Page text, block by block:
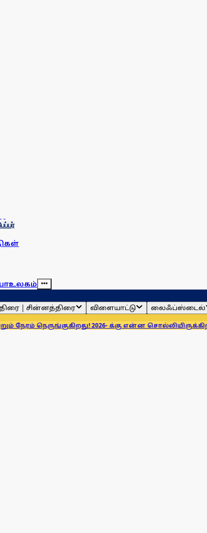
உலகம்
| சின்னத்திரை விளையாட்டு லைஃப்ஸ்டைல்
2026- க்கு என்ன சொல்லியிருக்கிறார்?முன்னணி